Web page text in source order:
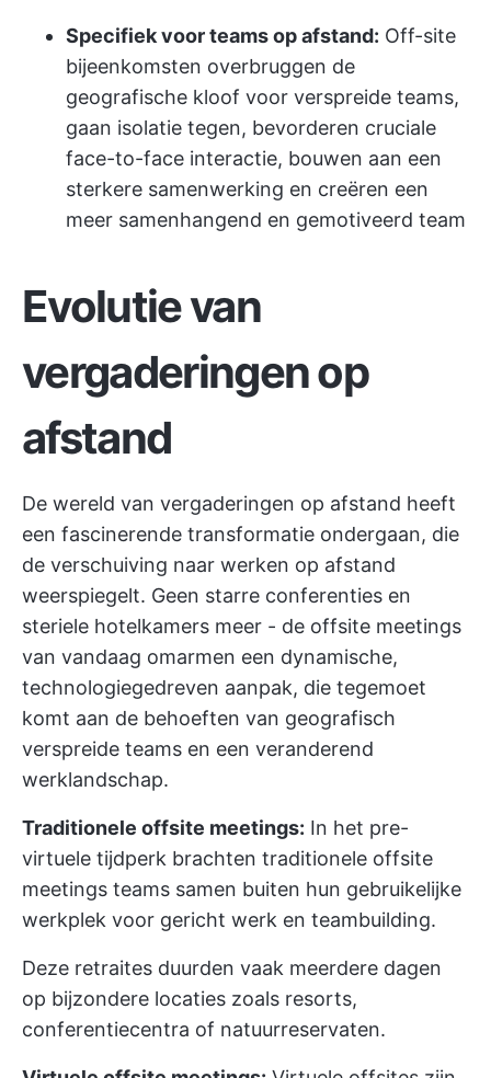
Specifiek voor teams op afstand: Off-site
bijeenkomsten overbruggen de
geografische kloof voor verspreide teams,
gaan isolatie tegen, bevorderen cruciale
face-to-face interactie, bouwen aan een
sterkere samenwerking en creëren een
meer samenhangend en gemotiveerd team
Evolutie van
vergaderingen op
afstand
De wereld van vergaderingen op afstand heeft
een fascinerende transformatie ondergaan, die
de verschuiving naar werken op afstand
weerspiegelt. Geen starre conferenties en
steriele hotelkamers meer - de offsite meetings
van vandaag omarmen een dynamische,
technologiegedreven aanpak, die tegemoet
komt aan de behoeften van geografisch
verspreide teams en een veranderend
werklandschap.
Traditionele offsite meetings: In het pre-
virtuele tijdperk brachten traditionele offsite
meetings teams samen buiten hun gebruikelijke
werkplek voor gericht werk en teambuilding.
Deze retraites duurden vaak meerdere dagen
op bijzondere locaties zoals resorts,
conferentiecentra of natuurreservaten.